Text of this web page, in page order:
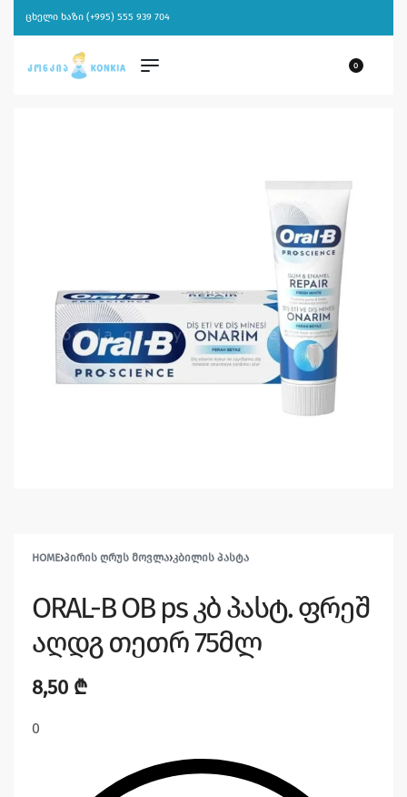
ცხელი ხაზი (+995) 555 939 704
0
HOME›ᲞᲘᲠᲘᲡ ᲦᲠᲣᲡ ᲛᲝᲕᲚᲐ›ᲙᲑᲘᲚᲘᲡ ᲞᲐᲡᲢᲐ
ORAL-B OB ps კბ პასტ. ფრეშ
აღდგ თეთრ 75მლ
8,50 ₾
0